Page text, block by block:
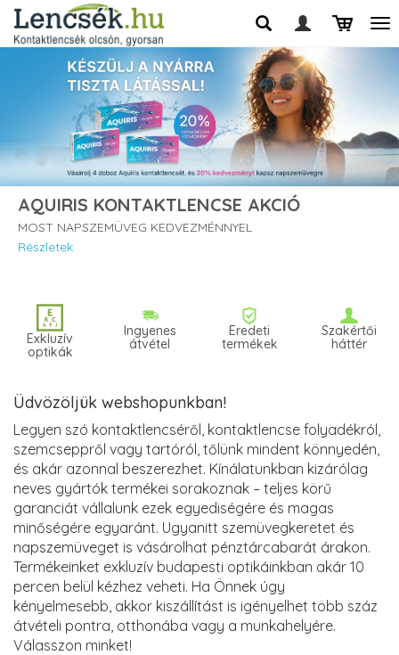
AQUIRIS KONTAKTLENCSE AKCIÓ
MOST NAPSZEMÜVEG KEDVEZMÉNNYEL
Részletek
Exkluzív
optikák
Ingyenes
átvétel
Eredeti
termékek
Szakértői
háttér
Üdvözöljük webshopunkban!
Legyen szó kontaktlencséről, kontaktlencse folyadékról,
szemcseppről vagy tartóról, tőlünk mindent könnyedén,
és akár azonnal beszerezhet. Kínálatunkban kizárólag
neves gyártók termékei sorakoznak – teljes körű
garanciát vállalunk ezek egyediségére és magas
minőségére egyaránt. Ugyanitt szemüvegkeretet és
napszemüveget is vásárolhat pénztárcabarát árakon.
Termékeinket exkluzív budapesti optikáinkban akár 10
percen belül kézhez veheti. Ha Önnek úgy
kényelmesebb, akkor kiszállítást is igényelhet több száz
átvételi pontra, otthonába vagy a munkahelyére.
Válasszon minket!